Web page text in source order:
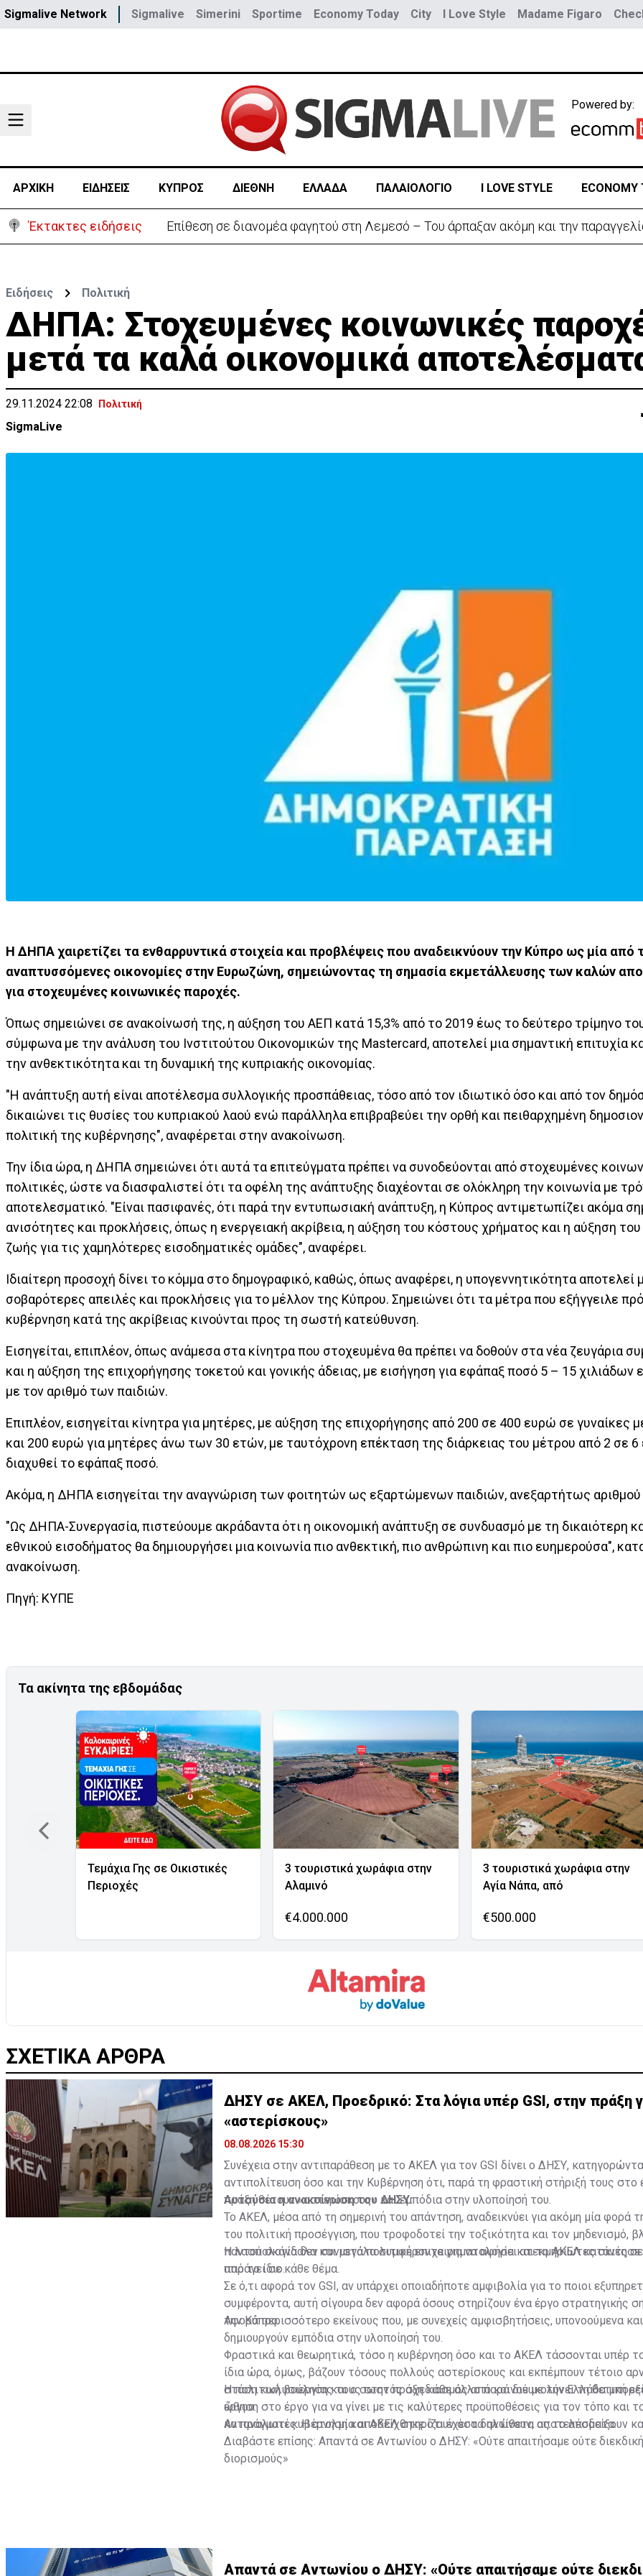
Sigmalive Network Sigmalive Simerini Sportime Economy Today City I Love Style Madame Figaro
Powered by:
ΑΡΧΙΚΗ ΕΙΔΗΣΕΙΣ ΚΥΠΡΟΣ ΔΙΕΘΝΗ ΕΛΛΑΔΑ ΠΑΛΑΙΟΛΟΓΙΟ I LOVE STYLE ECONOMY
Έκτακτες ειδήσεις Επίθεση σε διανομέα φαγητού στη Λεμεσό – Του άρπαξαν ακόμη και την
Ειδήσεις Πολιτική
ΔΗΠΑ: Στοχευμένες κοινωνικές
μετά τα καλά οικονομικά
29.11.2024 22:08 Πολιτική
SigmaLive
Η ΔΗΠΑ χαιρετίζει τα ενθαρρυντικά στοιχεία και προβλέψεις που αναδεικνύουν την Κύπρο ως μία από
αναπτυσσόμενες οικονομίες στην Ευρωζώνη, σημειώνοντας τη σημασία εκμετάλλευσης των καλών
για στοχευμένες κοινωνικές παροχές.
Όπως σημειώνει σε ανακοίνωσή της, η αύξηση του ΑΕΠ κατά 15,3% από το 2019 έως το δεύτερο τρίμηνο
σύμφωνα με την ανάλυση του Ινστιτούτου Οικονομικών της Mastercard, αποτελεί μια σημαντική επιτυχία
την ανθεκτικότητα και τη δυναμική της κυπριακής οικονομίας.
"Η ανάπτυξη αυτή είναι αποτέλεσμα συλλογικής προσπάθειας, τόσο από τον ιδιωτικό όσο και από τον
δικαιώνει τις θυσίες του κυπριακού λαού ενώ παράλληλα επιβραβεύει την ορθή και πειθαρχημένη
πολιτική της κυβέρνησης", αναφέρεται στην ανακοίνωση.
Την ίδια ώρα, η ΔΗΠΑ σημειώνει ότι αυτά τα επιτεύγματα πρέπει να συνοδεύονται από στοχευμένες
πολιτικές, ώστε να διασφαλιστεί ότι τα οφέλη της ανάπτυξης διαχέονται σε ολόκληρη την κοινωνία με
αποτελεσματικό. "Είναι πασιφανές, ότι παρά την εντυπωσιακή ανάπτυξη, η Κύπρος αντιμετωπίζει ακόμα
ανισότητες και προκλήσεις, όπως η ενεργειακή ακρίβεια, η αύξηση του κόστους χρήματος και η αύξηση
ζωής για τις χαμηλότερες εισοδηματικές ομάδες", αναφέρει.
Ιδιαίτερη προσοχή δίνει το κόμμα στο δημογραφικό, καθώς, όπως αναφέρει, η υπογεννητικότητα αποτελεί
σοβαρότερες απειλές και προκλήσεις για το μέλλον της Κύπρου. Σημειώνει ότι τα μέτρα που εξήγγειλε
κυβέρνηση κατά της ακρίβειας κινούνται προς τη σωστή κατεύθυνση.
Εισηγείται, επιπλέον, όπως ανάμεσα στα κίνητρα που στοχευμένα θα πρέπει να δοθούν στα νέα ζευγάρια
και η αύξηση της επιχορήγησης τοκετού και γονικής άδειας, με εισήγηση για εφάπαξ ποσό 5 – 15 χιλιάδων
με τον αριθμό των παιδιών.
Επιπλέον, εισηγείται κίνητρα για μητέρες, με αύξηση της επιχορήγησης από 200 σε 400 ευρώ σε γυναίκες
και 200 ευρώ για μητέρες άνω των 30 ετών, με ταυτόχρονη επέκταση της διάρκειας του μέτρου από 2 σε
διαχυθεί το εφάπαξ ποσό.
Ακόμα, η ΔΗΠΑ εισηγείται την αναγνώριση των φοιτητών ως εξαρτώμενων παιδιών, ανεξαρτήτως αριθμού
"Ως ΔΗΠΑ-Συνεργασία, πιστεύουμε ακράδαντα ότι η οικονομική ανάπτυξη σε συνδυασμό με τη δικαιότερη
εθνικού εισοδήματος θα δημιουργήσει μια κοινωνία πιο ανθεκτική, πιο ανθρώπινη και πιο ευημερούσα",
ανακοίνωση.
Πηγή: ΚΥΠΕ
Τα ακίνητα της εβδομάδας
Τεμάχια Γης σε Οικιστικές
Περιοχές
3 τουριστικά χωράφια στην
Αλαμινό
€4.000.000
3 τουριστικά χωράφια στην
Αγία Νάπα, από
€500.000
ΣΧΕΤΙΚΑ ΑΡΘΡΑ
ΔΗΣΥ σε ΑΚΕΛ, Προεδρικό: Στα λόγια υπέρ GSI, στην πράξη
«αστερίσκους»
08.08.2026 15:30
Συνέχεια στην αντιπαράθεση με το ΑΚΕΛ για τον GSI δίνει ο ΔΗΣΥ,
αντιπολίτευση όσο και την Κυβέρνηση ότι, παρά τη φραστική στήριξή τους στο
πράξη θέτουν «αστερίσκους» και εμπόδια στην υλοποίησή του.
Αυτούσια η ανακοίνωση του ΔΗΣΥ:
Το ΑΚΕΛ, μέσα από τη σημερινή του απάντηση, αναδεικνύει για ακόμη μία φορά
του πολιτική προσέγγιση, που τροφοδοτεί την τοξικότητα και τον μηδενισμό,
παντού σκάνδαλα και μεγάλα συμφέροντα για να αφήσει ατεκμηρίωτες σκιές
από το ίδιο.
Η λασπολογία δεν συνιστά πολιτική επιχειρηματολογία και το ΑΚΕΛ κατάντησε
παράγει σε κάθε θέμα.
Σε ό,τι αφορά τον GSI, αν υπάρχει οποιαδήποτε αμφιβολία για το ποιοι
συμφέροντα, αυτή σίγουρα δεν αφορά όσους στηρίζουν ένα έργο στρατηγικής
την Κύπρο.
Αφορά περισσότερο εκείνους που, με συνεχείς αμφισβητήσεις, υπονοούμενα
δημιουργούν εμπόδια στην υλοποίησή του.
Φραστικά και θεωρητικά, τόσο η κυβέρνηση όσο και το ΑΚΕΛ τάσσονται υπέρ
ίδια ώρα, όμως, βάζουν τόσους πολλούς αστερίσκους και εκπέμπουν τέτοιο
στάση κωλυσιεργίας τους στην πράξη κάθε άλλο παρά διευκολύνει τη θετική
έργου.
Η πολιτική βούληση και ο σωστός σχεδιασμός από κοινού με την Ελλάδα
ώθηση στο έργο για να γίνει με τις καλύτερες προϋποθέσεις για τον τόπο και
καταναλωτές. Η ατολμία αποδείχθηκε ότι έχει τα αντίθετα αποτελέσματα.
Αν πράγματι κυβέρνηση και ΑΚΕΛ στηρίζουν όσα δηλώνουν, ας το αποδείξουν
Διαβάστε επίσης: Απαντά σε Αντωνίου ο ΔΗΣΥ: «Ούτε απαιτήσαμε ούτε
διορισμούς»
Απαντά σε Αντωνίου ο ΔΗΣΥ: «Ούτε απαιτήσαμε ούτε